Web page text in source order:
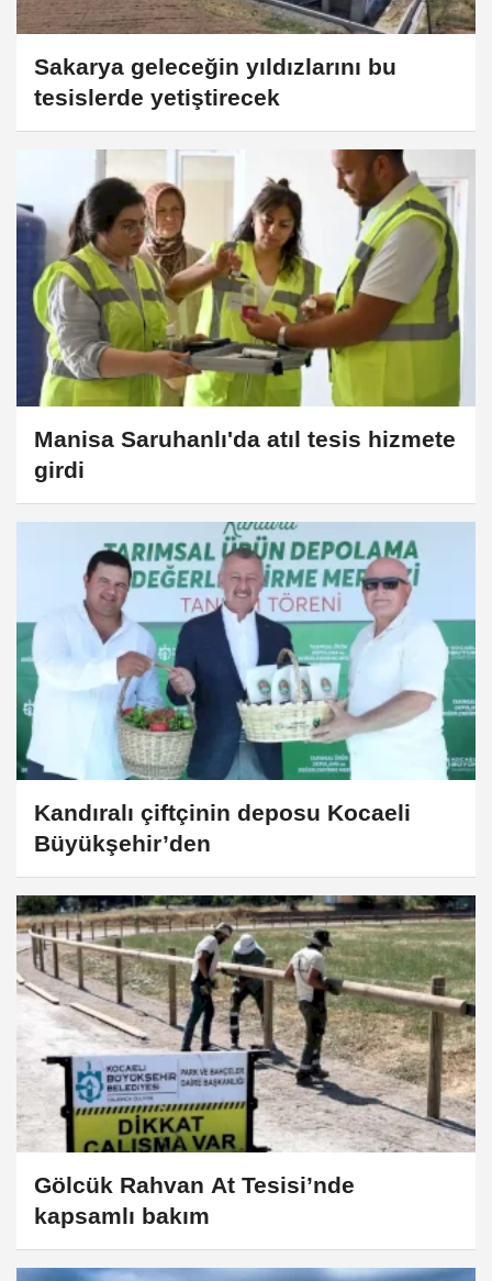
Sakarya geleceğin yıldızlarını bu
tesislerde yetiştirecek
Manisa Saruhanlı'da atıl tesis hizmete
girdi
Kandıralı çiftçinin deposu Kocaeli
Büyükşehir’den
Gölcük Rahvan At Tesisi’nde
kapsamlı bakım